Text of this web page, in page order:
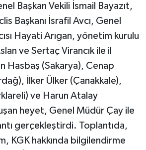
Başkan Vekili İsmail Bayazıt,
Başkanı İsrafil Avcı, Genel
Hayati Arıgan, yönetim kurulu
ve Sertaç Virancık ile il
Hasbaş (Sakarya), Cenap
İlker Ülker (Çanakkale),
ve Harun Atalay
heyet, Genel Müdür Çay ile
gerçekleştirdi. Toplantıda,
KGK hakkında bilgilendirme